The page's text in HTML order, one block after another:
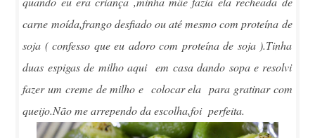
carne moída,frango desfiado ou até mesmo com proteína de
soja ( confesso que eu adoro com proteína de soja ).Tinha
duas espigas de milho aqui em casa dando sopa e resolvi
fazer um creme de milho e colocar ela para gratinar com
queijo.Não me arrependo da escolha,foi perfeita.